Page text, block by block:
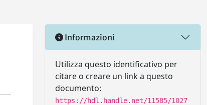
Informazioni
Utilizza questo identificativo per
citare o creare un link a questo
documento:
https://hdl.handle.net/11585/1027